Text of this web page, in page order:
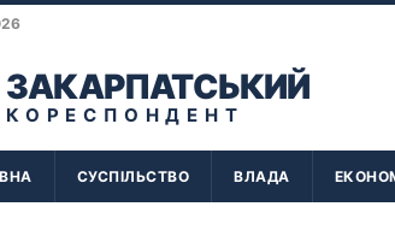
ЗАКАРПАТСЬКИЙ
КОРЕСПОНДЕНТ
СУСПІЛЬСТВО ВЛАДА